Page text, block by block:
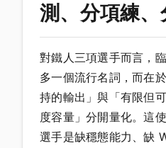
測、分項練、
對鐵人三項選手而言，
多一個流行名詞，而在
持的輸出」與「有限但
度容量」分開量化。這
選手是缺穩態能力、缺